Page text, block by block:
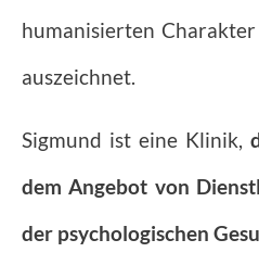
humanisierten
auszeichnet.
Sigmund ist eine Klinik,
dem Angebot von
der psychologischen